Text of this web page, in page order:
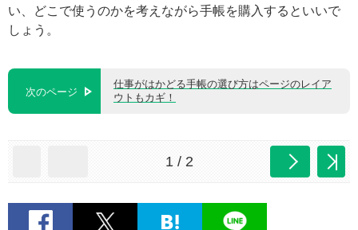
い、どこで使うのかを考えながら手帳を購入するといいで
しょう。
次のページ
仕事がはかどる手帳の選び方はページのレイア
ウトもカギ！
1 / 2